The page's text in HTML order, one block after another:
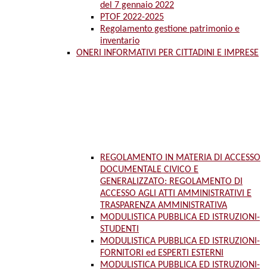
del 7 gennaio 2022
PTOF 2022-2025
Regolamento gestione patrimonio e
inventario
ONERI INFORMATIVI PER CITTADINI E IMPRESE
REGOLAMENTO IN MATERIA DI ACCESSO
DOCUMENTALE CIVICO E
GENERALIZZATO: REGOLAMENTO DI
ACCESSO AGLI ATTI AMMINISTRATIVI E
TRASPARENZA AMMINISTRATIVA
MODULISTICA PUBBLICA ED ISTRUZIONI-
STUDENTI
MODULISTICA PUBBLICA ED ISTRUZIONI-
FORNITORI ed ESPERTI ESTERNI
MODULISTICA PUBBLICA ED ISTRUZIONI-